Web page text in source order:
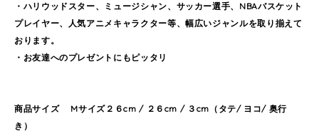
・ハリウッドスター、ミュージシャン、サッカー選手、NBAバスケット
プレイヤー、人気アニメキャラクター等、幅広いジャンルを取り揃えて
おります。
・お友達へのプレゼントにもピッタリ
商品サイズ Mサイズ２６cm / ２６cm / ３cm（タテ/ ヨコ/ 奥行
き）